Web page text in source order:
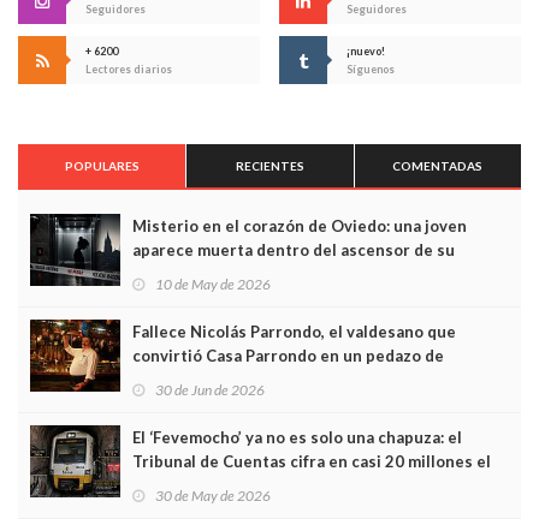
Seguidores
Seguidores
+ 6200
Lectores diarios
¡nuevo!
Síguenos
POPULARES RECIENTES COMENTADAS
Misterio en el corazón de Oviedo: una joven
aparece muerta dentro del ascensor de su
edificio y las cámaras captan sus últimos minutos
10 de May de 2026
Fallece Nicolás Parrondo, el valdesano que
convirtió Casa Parrondo en un pedazo de
Asturias en Madrid
30 de Jun de 2026
El ‘Fevemocho’ ya no es solo una chapuza: el
Tribunal de Cuentas cifra en casi 20 millones el
sobrecoste de los trenes que no cabían por los
30 de May de 2026